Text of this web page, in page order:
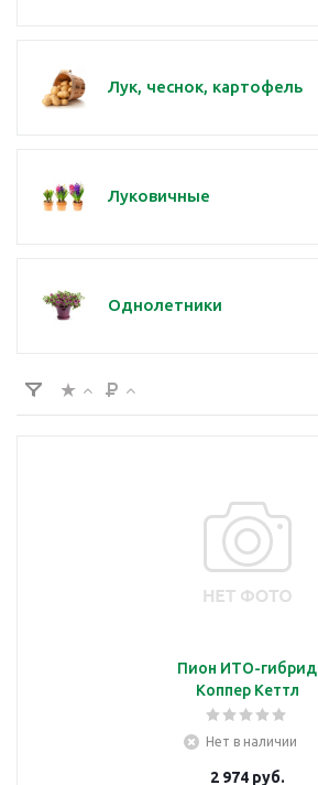
Лук, чеснок, картофель
Луковичные
Однолетники
Пион ИТО-гибрид
Коппер Кеттл
Нет в наличии
2 974руб.